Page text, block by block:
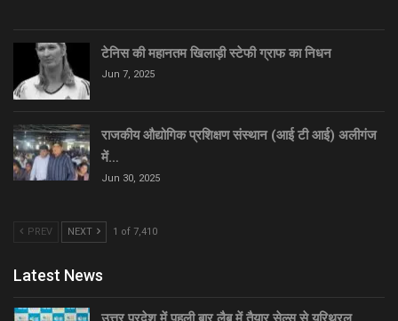
टेनिस की महानतम खिलाड़ी स्टेफी ग्राफ का निधन
Jun 7, 2025
राजकीय औद्योगिक प्रशिक्षण संस्थान (आई टी आई) अलीगंज
में…
Jun 30, 2025
PREV NEXT 1 of 7,410
Latest News